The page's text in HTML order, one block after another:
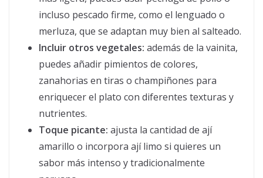
incluso pescado firme, como el lenguado o
merluza, que se adaptan muy bien al salteado.
Incluir otros vegetales: además de la vainita,
puedes añadir pimientos de colores,
zanahorias en tiras o champiñones para
enriquecer el plato con diferentes texturas y
nutrientes.
Toque picante: ajusta la cantidad de ají
amarillo o incorpora ají limo si quieres un
sabor más intenso y tradicionalmente